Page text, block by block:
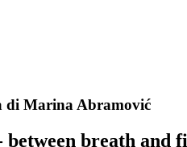
di Marina Abramović
breath and